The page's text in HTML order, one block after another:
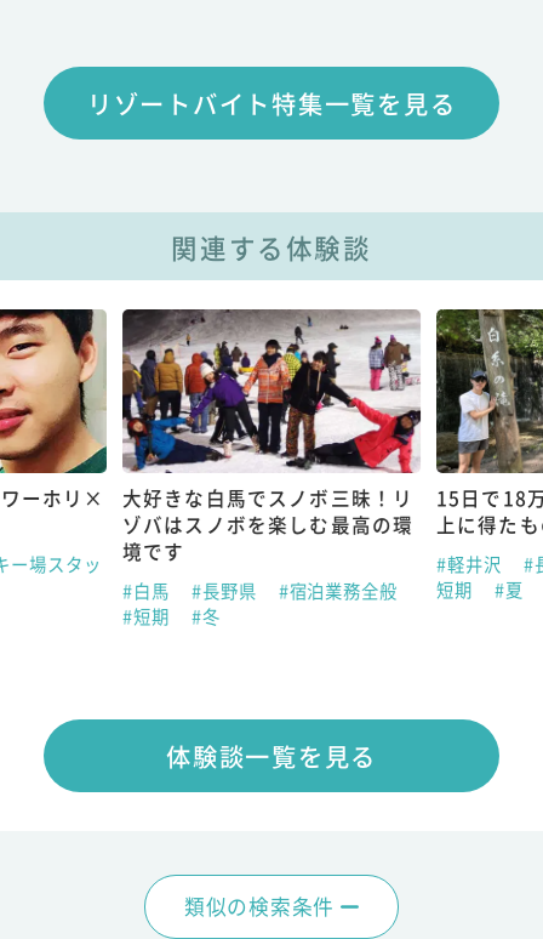
リゾートバイト特集一覧を見る
関連する体験談
ーホリ×
ー場スタッ
大好きな白馬でスノボ三昧！リ
ゾバはスノボを楽しむ最高の環
境です
#白馬 #長野県
#宿泊業務全般
#短期
#冬
15日で18
上に得た
#軽井沢
#
短期
#夏
体験談一覧を見る
類似の検索条件